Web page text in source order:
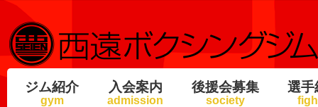
ジム紹介
gym
入会案内
admission
後援会募集
society
選手